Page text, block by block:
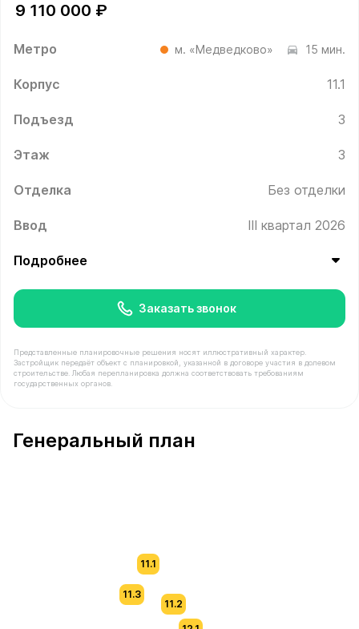
9 110 000 ₽
Метро м. «Медведково» 15 мин.
Корпус 11.1
Подъезд 3
Этаж 3
Отделка Без отделки
Ввод III квартал 2026
Подробнее
Заказать звонок
Представленные планировочные решения носят иллюстративный характер.
Застройщик передаёт объект с планировкой, указанной в договоре участия в долевом
строительстве. Любая перепланировка должна соответствовать требованиям
государственных органов.
Генеральный план
11.3
11.1
11.2